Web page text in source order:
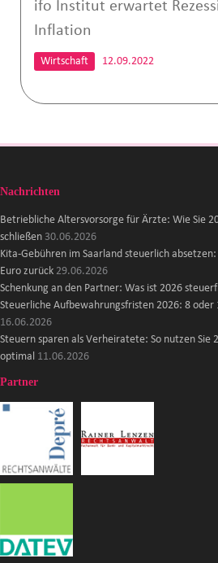
ifo Institut erwartet
Inflation
Wirtschaft 12.09.2022
Nachrichten
Betriebliche Altersvorsorge für Ärzte: Wie Sie
schließen 30.06.2026
Kita-Gebühren im Saarland steuerlich absetzen:
Euro zurück 29.06.2026
Schenkung an den Partner: Was ist 2026
Steuerliche Aufbewahrungsfristen 2026: 8 oder
16.06.2026
Steuern sparen als Verheiratete: So nutzen Sie
optimal 11.06.2026
Partner